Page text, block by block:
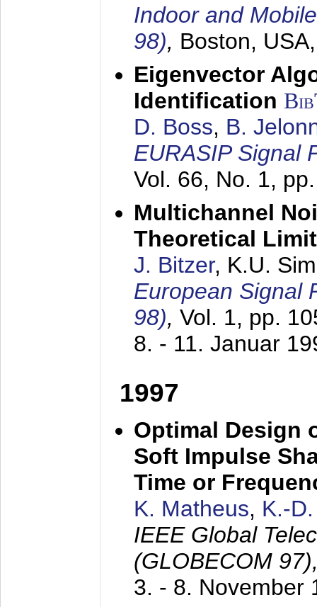
Indoor and
98), Boston,
Eigenvector
Identification
D. Boss, B.
EURASIP Signal
Vol. 66, No. 1,
Multichannel
Theoretical
J. Bitzer, K.U.
European Signal
98), Vol. 1, pp.
8. - 11. Januar
1997
Optimal Design
Soft Impulse
Time or
K. Matheus, K.-
IEEE Global
(GLOBECOM
3. - 8. November